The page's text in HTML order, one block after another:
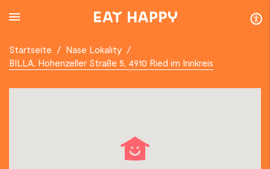
TO
Startseite / Nase Lokality /
BILLA, Hohenzeller Straße 5, 4910 Ried im Innkreis